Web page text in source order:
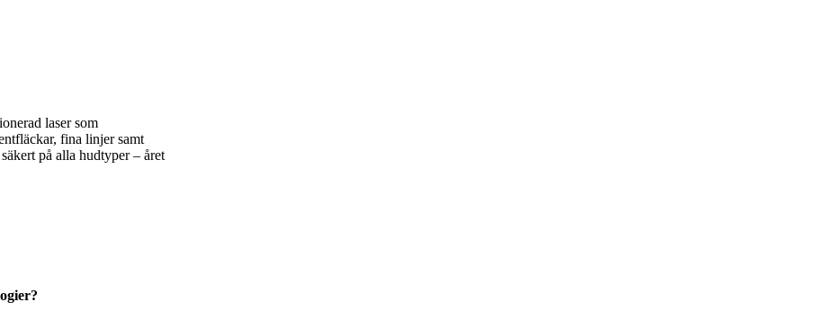
laser som
fina linjer samt
på alla hudtyper – året